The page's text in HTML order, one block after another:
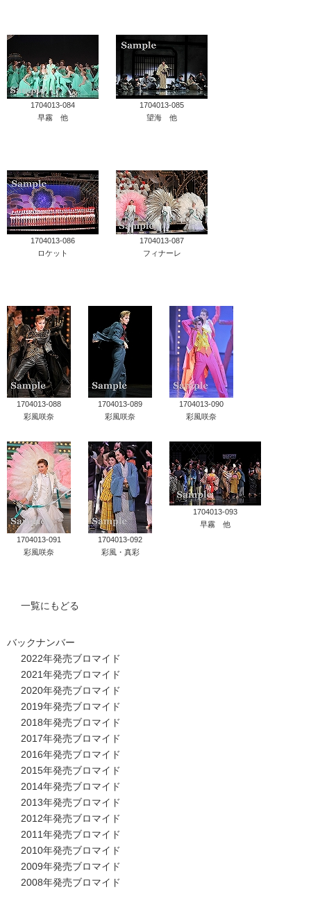
1704013-084
早霧 他
1704013-085
望海 他
1704013-086
ロケット
1704013-087
フィナーレ
1704013-088
彩風咲奈
1704013-089
彩風咲奈
1704013-090
彩風咲奈
1704013-091
彩風咲奈
1704013-092
彩風・真彩
1704013-093
早霧 他
一覧にもどる
バックナンバー
2022年発売ブロマイド
2021年発売ブロマイド
2020年発売ブロマイド
2019年発売ブロマイド
2018年発売ブロマイド
2017年発売ブロマイド
2016年発売ブロマイド
2015年発売ブロマイド
2014年発売ブロマイド
2013年発売ブロマイド
2012年発売ブロマイド
2011年発売ブロマイド
2010年発売ブロマイド
2009年発売ブロマイド
2008年発売ブロマイド